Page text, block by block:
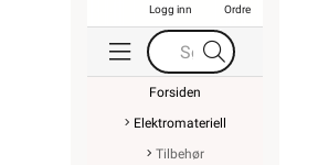
Logg inn Ordre
Forsiden
Elektromateriell
Tilbehør